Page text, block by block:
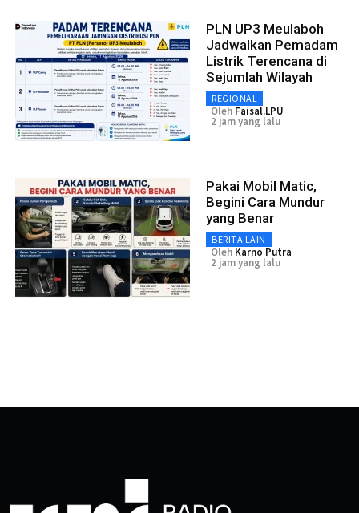
PLN UP3 Meulaboh
Jadwalkan Pemadam
Listrik Terencana di
Sejumlah Wilayah
REGIONAL
Oleh Faisal.LPU
2 jam yang lalu
Pakai Mobil Matic,
Begini Cara Mundur
yang Benar
BERITA LAIN
Oleh Karno Putra
2 jam yang lalu